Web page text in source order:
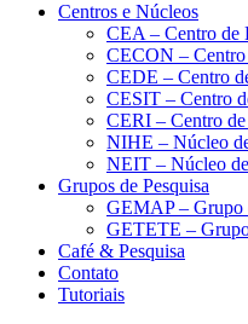
Centros e Núcleos
CEA – Centro de
CECON – Centro
CEDE – Centro
CESIT – Centro
CERI – Centro de
NIHE – Núcleo
NEIT – Núcleo
Grupos de Pesquisa
GEMAP – Grupo
GETETE –
Café & Pesquisa
Contato
Tutoriais